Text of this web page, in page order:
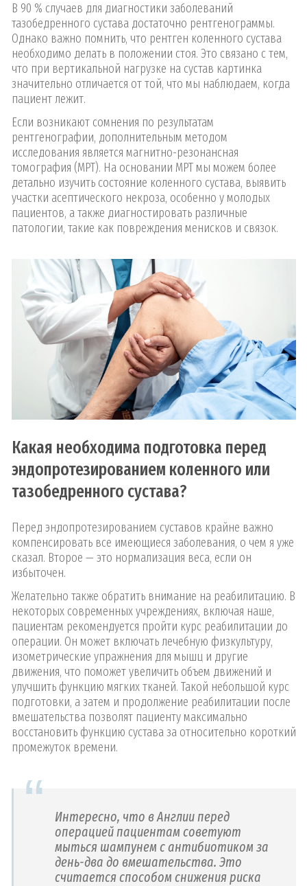
В 90 % случаев для диагностики заболеваний
тазобедренного сустава достаточно рентгенограммы.
Однако важно помнить, что рентген коленного сустава
необходимо делать в положении стоя. Это связано с тем,
что при вертикальной нагрузке на сустав картинка
значительно отличается от той, что мы наблюдаем, когда
пациент лежит.
Если возникают сомнения по результатам
рентгенографии, дополнительным методом
исследования является магнитно-резонансная
томография (МРТ). На основании МРТ мы можем более
детально изучить состояние коленного сустава, выявить
участки асептического некроза, особенно у молодых
пациентов, а также диагностировать различные
патологии, такие как повреждения менисков и связок.
Какая необходима подготовка перед
эндопротезированием коленного или
тазобедренного сустава?
Перед эндопротезированием суставов крайне важно
компенсировать все имеющиеся заболевания, о чем я уже
сказал. Второе — это нормализация веса, если он
избыточен.
Желательно также обратить внимание на реабилитацию. В
некоторых современных учреждениях, включая наше,
пациентам рекомендуется пройти курс реабилитации до
операции. Он может включать лечебную физкультуру,
изометрические упражнения для мышц и другие
движения, что поможет увеличить объем движений и
улучшить функцию мягких тканей. Такой небольшой курс
подготовки, а затем и продолжение реабилитации после
вмешательства позволят пациенту максимально
восстановить функцию сустава за относительно короткий
промежуток времени.
Интересно, что в Англии перед
операцией пациентам советуют
мыться шампунем с антибиотиком за
день-два до вмешательства. Это
считается способом снижения риска